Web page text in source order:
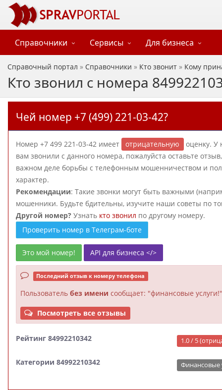
Справочники Сервисы Для бизнеса
Справочный портал » Справочники » Кто звонит » Кому
Кто звонил с номера
Чей номер +7 (499) 221-03-42?
Номер +7 499 221-03-42 имеет отрицательную
оценку. У
вам звонили с данного номера, пожалуйста оставьте
важном деле борьбы с телефонным мошенничеством и
характер.
Рекомендации: Такие звонки могут быть важными
мошенники. Будьте бдительны, изучите наши советы по
Другой номер? Узнать кто звонил по другому номеру.
Проверить номер в Телеграм-боте
Это мой номер! API для бизнеса </>
Последний отзыв к номеру телефона
Пользователь без имени сообщает: "финансовые услуги!"
Посмотреть все отзывы
Рейтинг 84992210342 1.0 / 5
Категории 84992210342 Финансовые